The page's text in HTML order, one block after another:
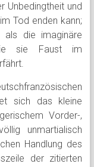
Unbedingtheit und
Tod enden kann;
als die imaginäre
sie Faust im
sich das kleine
Vorder-,
unmartialisch
Handlung des
der zitierten